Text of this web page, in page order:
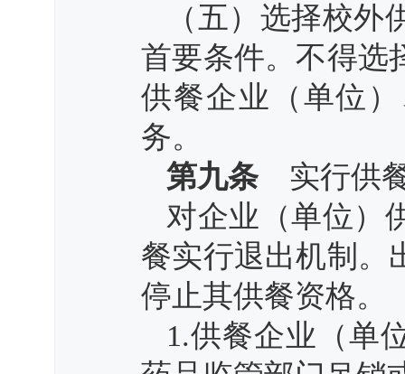
（五）选择校
首要条件。不得选
供餐企业（单位
务。
第九条实行供餐
对企业（单位）
餐实行退出机制。
停止其供餐资格。
1.供餐企业（单